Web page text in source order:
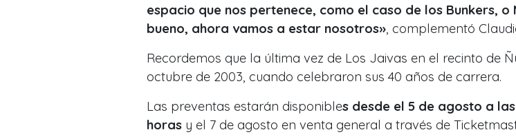
espacio que nos pertenece, como el caso de los Bunkers, o
bueno, ahora vamos a estar nosotros» , complementó
Recordemos que la última vez de Los Jaivas en el recinto de
octubre de 2003, cuando celebraron sus 40 años de carrera.
Las preventas estarán disponibles desde el 5 de agosto a las
horas y el 7 de agosto en venta general a través de